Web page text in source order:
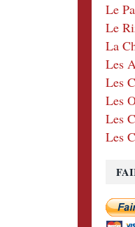
Le
Le
La
Les
Les
Les
Les
Les